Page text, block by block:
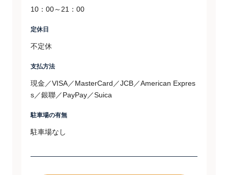
10：00～21：00
定休日
不定休
支払方法
現金／VISA／MasterCard／JCB／American Expres
s／銀聯／PayPay／Suica
駐車場の有無
駐車場なし